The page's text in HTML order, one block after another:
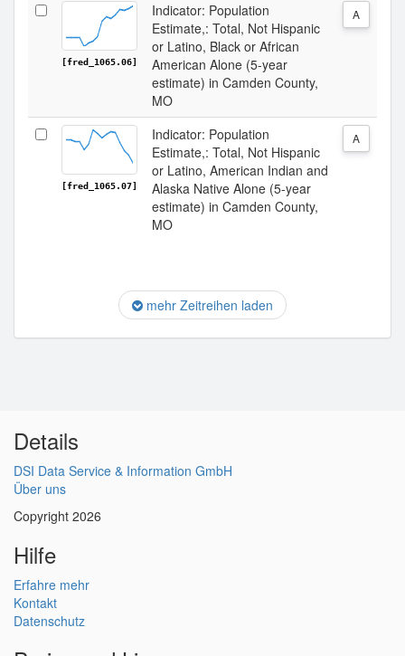
[fred_1065.06]
Indicator: Population
Estimate,: Total, Not Hispanic
or Latino, Black or African
American Alone (5-year
estimate) in Camden County,
MO
A
[fred_1065.07]
Indicator: Population
Estimate,: Total, Not Hispanic
or Latino, American Indian and
Alaska Native Alone (5-year
estimate) in Camden County,
MO
A
mehr Zeitreihen laden
Details
DSI Data Service & Information GmbH
Über uns
Copyright 2026
Hilfe
Erfahre mehr
Kontakt
Datenschutz